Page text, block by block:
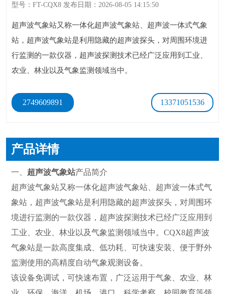
型号：FT-CQX8发布日期：2026-08-0514:15:50
超声波气象站又称一体化超声波气象站、超声波一体式气象
站，超声波气象站是利用隐藏的超声波探头，对周围环境进
行监测的一款仪器，超声波探测技术已经广泛应用到工业、
农业、林业以及气象监测领域当中。
2749609891 13371051536
产品详情
一、 超声波气象站产品简介
超声波气象站又称一体化超声波气象站、超声波一体式气
象站，超声波气象站是利用隐藏的超声波探头，对周围环
境进行监测的一款仪器，超声波探测技术已经广泛应用到
工业、农业、林业以及气象监测领域当中。CQX8超声波
气象站是一款高度集成、低功耗、可快速安装、便于野外
监测使用的高精度自动气象观测设备。
该设备免调试，可快速布置，广泛运用于气象、农业、林